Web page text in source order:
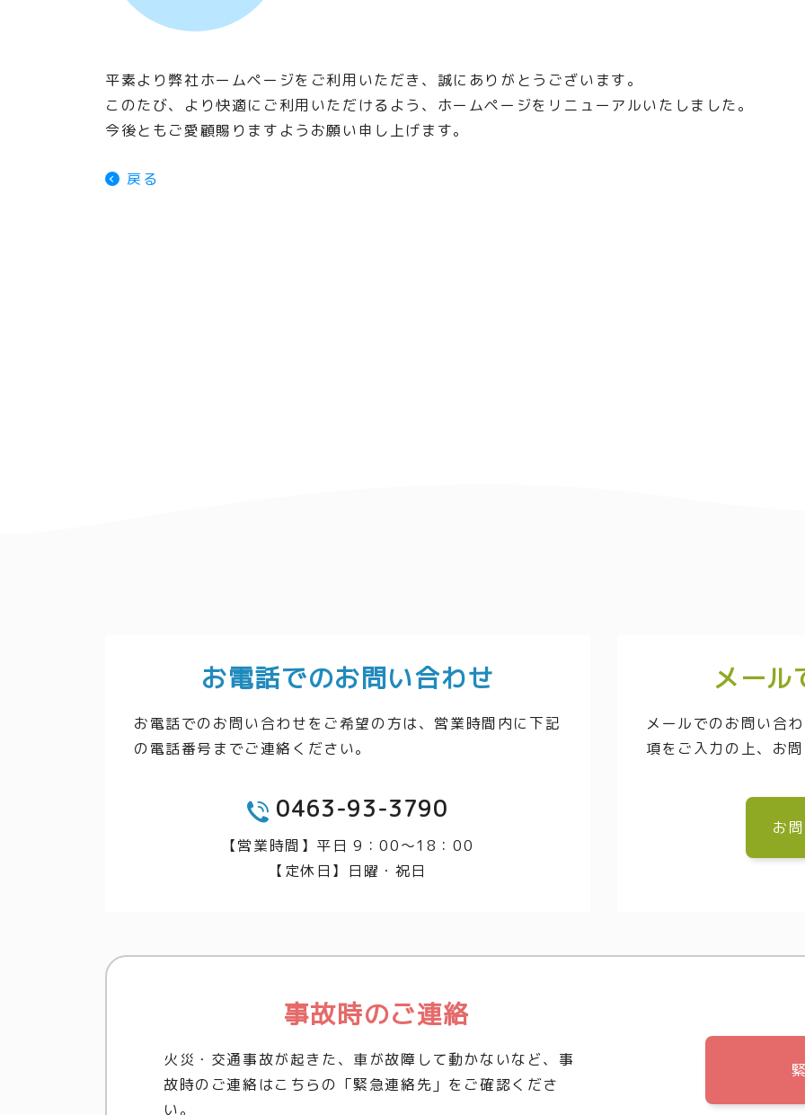
平素より弊社ホームページをご利用いただき、誠にありがとうございます。
このたび、より快適にご利用いただけるよう、ホームページをリニューアルいたしました。
今後ともご愛顧賜りますようお願い申し上げます。
戻る
お電話でのお問い合わせ
お電話でのお問い合わせをご希望の方は、営業時間内に下記
の電話番号までご連絡ください。
TEL
0463-93-3790
【営業時間】平日 9：00～18：00
【定休日】日曜・祝日
メール
メールでのお問い合
項をご入力の上、お
お
事故時のご連絡
火災・交通事故が起きた、車が故障して動かないなど、事
故時のご連絡はこちらの「緊急連絡先」をご確認くださ
い。